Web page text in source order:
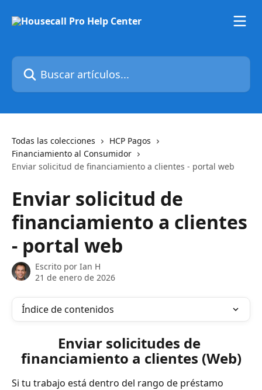
Buscar artículos...
Todas las colecciones
HCP Pagos
Financiamiento al Consumidor
Enviar solicitud de financiamiento a clientes - portal web
Enviar solicitud de
financiamiento a clientes
- portal web
Escrito por Ian H
21 de enero de 2026
Índice de contenidos
Enviar solicitudes de
financiamiento a clientes (Web)
Si tu trabajo está dentro del rango de préstamo